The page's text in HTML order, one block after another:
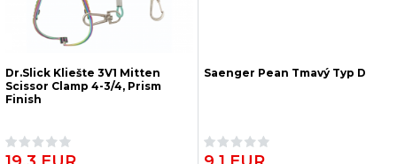
Dr.Slick Kliešte 3V1 Mitten
Scissor Clamp 4-3/4, Prism
Finish
Saenger Pean Tmavý Typ D